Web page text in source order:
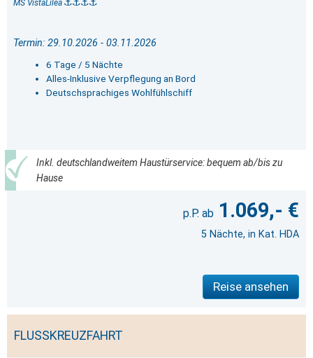
MS VistaLilea
Termin: 29.10.2026 - 03.11.2026
6 Tage / 5 Nächte
Alles-Inklusive Verpflegung an Bord
Deutschsprachiges Wohlfühlschiff
Inkl. deutschlandweitem Haustürservice: bequem ab/bis zu
Hause
1.069,- €
5 Nächte, in Kat. HDA
Reise ansehen
FLUSSKREUZFAHRT